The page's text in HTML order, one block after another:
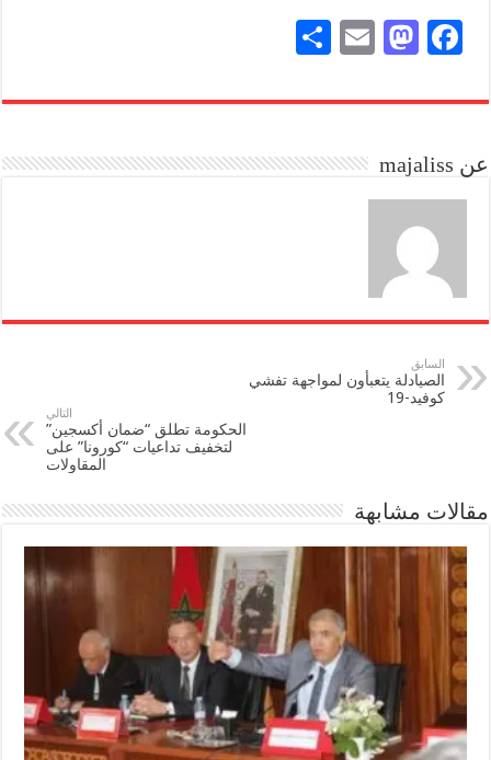
Fa
bo
M
to
n
E
ail
re
عن majaliss
السابق
الصيادلة يتعبأون لمواجهة تفشي
كوفيد-19
التالي
الحكومة تطلق “ضمان أكسجين”
لتخفيف تداعيات “كورونا” على
المقاولات
مقالات مشابهة